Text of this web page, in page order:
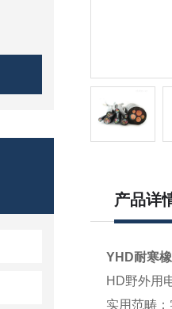
产品详
YHD耐寒
HD野外用
实用范畴